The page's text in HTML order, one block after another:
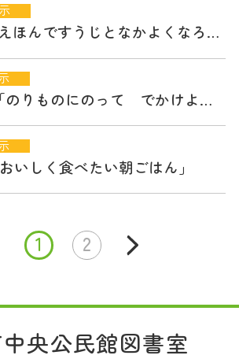
5月児童展示「えほんですうじとなかよくなろう」
４月児童展示「のりものにのって でかけよう！」
いしく食べたい朝ごはん」
1 2
央公民館図書室